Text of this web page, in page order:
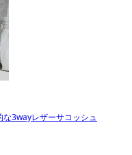
3wayレザーサコッシュ